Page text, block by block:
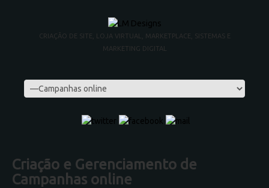
CRIAÇÃO DE SITE, LOJA VIRTUAL, MARKETPLACE, SISTEMAS E
MARKETING DIGITAL
Criação e Gerenciamento de
Campanhas online